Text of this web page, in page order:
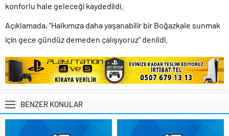
konforlu hale geleceği kaydedildi.
Açıklamada, “Halkımıza daha yaşanabilir bir Boğazkale sunmak
için gece gündüz demeden çalışıyoruz” denildi.
BENZER KONULAR